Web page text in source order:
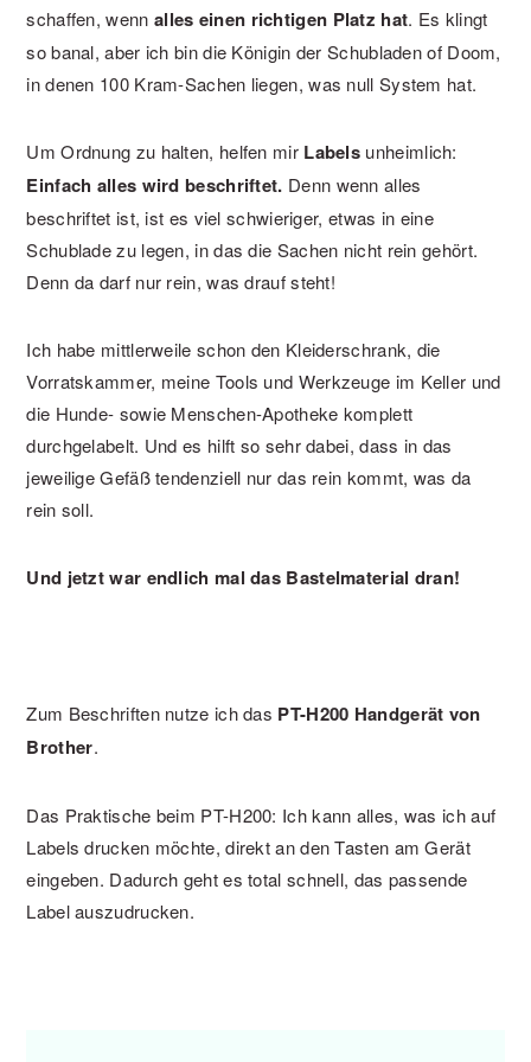
schaffen, wenn alles einen richtigen Platz hat. Es klingt
so banal, aber ich bin die Königin der Schubladen of Doom,
in denen 100 Kram-Sachen liegen, was null System hat.
Um Ordnung zu halten, helfen mir Labels unheimlich:
Einfach alles wird beschriftet. Denn wenn alles
beschriftet ist, ist es viel schwieriger, etwas in eine
Schublade zu legen, in das die Sachen nicht rein gehört.
Denn da darf nur rein, was drauf steht!
Ich habe mittlerweile schon den Kleiderschrank, die
Vorratskammer, meine Tools und Werkzeuge im Keller und
die Hunde- sowie Menschen-Apotheke komplett
durchgelabelt. Und es hilft so sehr dabei, dass in das
jeweilige Gefäß tendenziell nur das rein kommt, was da
rein soll.
Und jetzt war endlich mal das Bastelmaterial dran!
Zum Beschriften nutze ich das PT-H200 Handgerät von
Brother.
Das Praktische beim PT-H200: Ich kann alles, was ich auf
Labels drucken möchte, direkt an den Tasten am Gerät
eingeben. Dadurch geht es total schnell, das passende
Label auszudrucken.